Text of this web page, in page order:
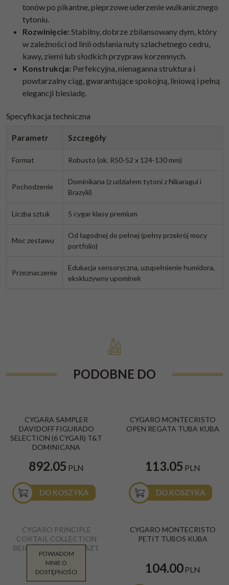
tonów po pikantne, pieprzowe uderzenie wulkanicznego
tytoniu.
Rozwinięcie: Stabilny, dobrze zbilansowany dym, który
w zależności od linii odsłania nuty szlachetnego cedru,
kawy, ziemi lub słodkich przypraw korzennych.
Konstrukcja: Perfekcyjna, nienaganna struktura i
powtarzalny ciąg, gwarantujące spokojną, liniową i pełną
elegancji biesiadę.
Specyfikacja techniczna
Parametr Szczegóły
Format Robusto (ok. R50-52 x 124-130 mm)
Pochodzenie
Dominikana (z udziałem tytoni z Nikaragui i
Brazylii)
Liczba sztuk 5 cygar klasy premium
Moc zestawu
Od łagodnej do pełnej (pełny przekrój mocy
portfolio)
Przeznaczenie
Edukacja sensoryczna, uzupełnienie humidora,
ekskluzywny upominek
PODOBNE DO
CYGARA SAMPLER
DAVIDOFF FIGURADO
SELECTION (6 CYGAR) T&T
DOMINICANA
892.05 PLN
DO KOSZYKA
CYGARO MONTECRISTO
OPEN REGATA TUBA KUBA
113.05 PLN
DO KOSZYKA
CYGARO PRINCIPLE
COKTAIL COLLECTION
BEIGNET D-F-20 TT 1SZT
51.77PLN
POWIADOM
MNIE O
DOSTĘPNOŚCI
CYGARO MONTECRISTO
PETIT TUBOS KUBA
104.00PLN